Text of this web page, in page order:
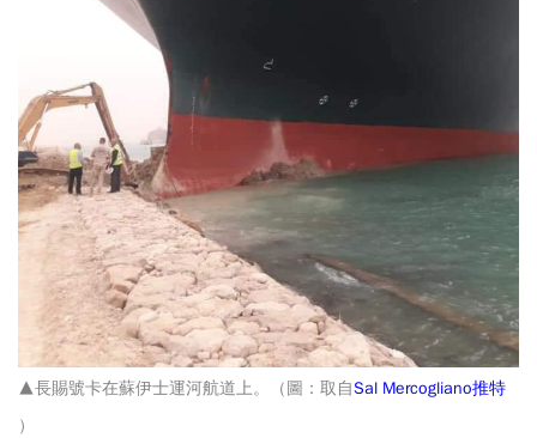
▲長賜號卡在蘇伊士運河航道上。（圖：取自Sal Mercogliano推特
）